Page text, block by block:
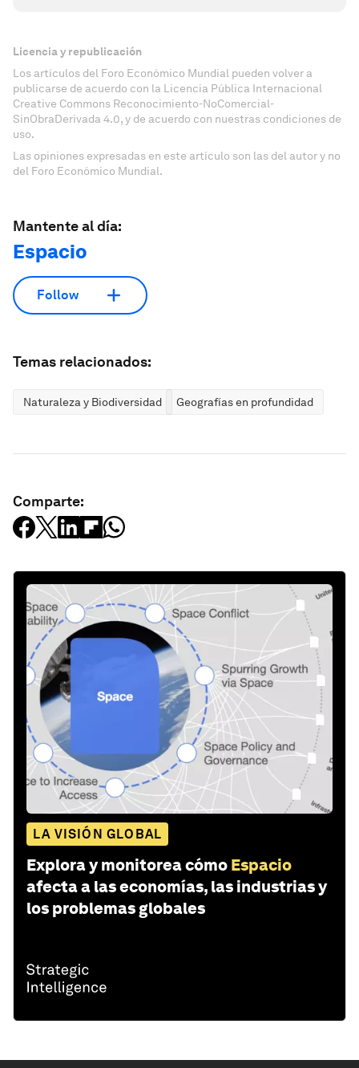
Licencia y republicación
Los artículos del Foro Económico Mundial pueden volver a
publicarse de acuerdo con la Licencia Pública Internacional
Creative Commons Reconocimiento-NoComercial-
SinObraDerivada 4.0, y de acuerdo con nuestras condiciones de
uso.
Las opiniones expresadas en este artículo son las del autor y no
del Foro Económico Mundial.
Mantente al día:
Espacio
Follow
Temas relacionados:
Naturaleza y Biodiversidad Geografías en profundidad
Comparte:
LA VISIÓN GLOBAL
Explora y monitorea cómo Espacio
afecta a las economías, las industrias y
los problemas globales